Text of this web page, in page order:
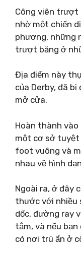
Công viên trượt
nhờ một chiến
phương, những
trượt băng ở
Địa điểm này
của Derby, đã
mở cửa.
Hoàn thành vào
một cơ sở tuyệt
foot vuông và
nhau về hình
Ngoài ra, ở đây
thước với nhiều
dốc, đường ray
tắm, và nếu bạn
có nơi trú ẩn ở